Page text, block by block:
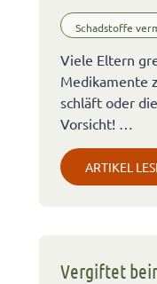
Schadstoffe
Viele Eltern
Medikamente
schläft oder
Vorsicht! …
ARTIKEL
Vergiftet